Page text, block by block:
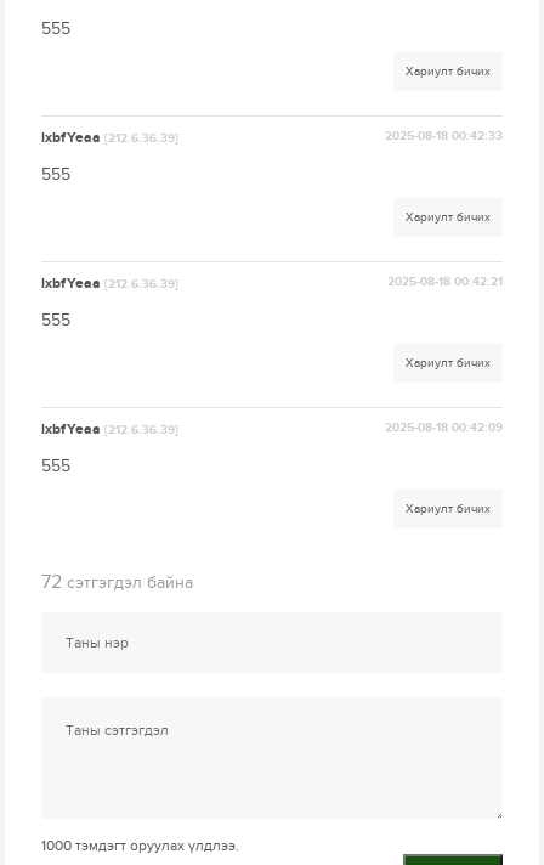
555
Хариулт бичих
lxbfYeaa[212.6.36.39] 2025-08-18 00:42:33
555
Хариулт бичих
lxbfYeaa[212.6.36.39] 2025-08-18 00:42:21
555
Хариулт бичих
lxbfYeaa[212.6.36.39] 2025-08-18 00:42:09
555
Хариулт бичих
72 сэтгэгдэл байна
1000 тэмдэгт оруулах үлдлээ.